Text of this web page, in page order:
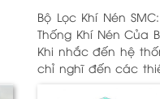
Bộ Lọc Khí Nén
Thống Khí Nén Của Bạn Bộ Lọc Khí Nén SMC
Khi nhắc đến hệ
chỉ nghĩ đến các